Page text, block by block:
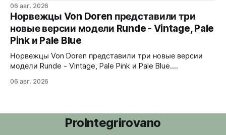
рисунок на циферблате имитирует морские приливы,
бирюзовый цвет и красная секундная стрелка отсылают
к окраске рыбы-попугая - символу кампании фонда
#FishForTomorrow. На задней крышке выгравирован
логотип 30x30. С продажи каждого экземпляра 30
06 авг. 2026
Норвежцы Von Doren представили три
новые версии модели Runde - Vintage, Pale
Pink и Pale Blue
Норвежцы Von Doren представили три новые версии
модели Runde - Vintage, Pale Pink и Pale Blue.
крышка гравирована как монета из Rundeskatten.
лососевыми оттенками и черным сабдайлом,
вдохновлен часами
06 авг. 2026
ProIntegrirovano